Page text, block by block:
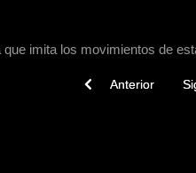
imita los movimientos de
Previous article:
Anterior